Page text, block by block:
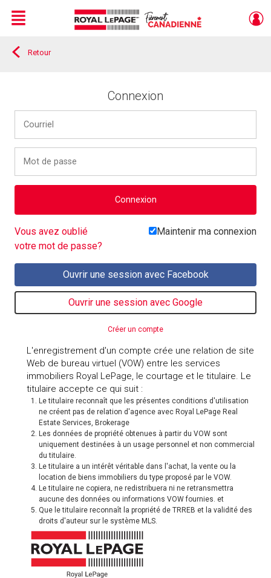
Live
En Direct
Menu
Retour
Connexion
Vous avez oublié
votre mot de passe?
Maintenir
Maintenir ma connexion
Créer un compte
L'enregistrement d'un compte crée une relation de site
Web de bureau virtuel (VOW) entre les services
immobiliers Royal LePage, le courtage et le titulaire. Le
titulaire accepte ce qui suit :
Le titulaire reconnaît que les présentes conditions d'utilisation
ne créent pas de relation d'agence avec Royal LePage Real
Estate Services, Brokerage
Les données de propriété obtenues à partir du VOW sont
uniquement destinées à un usage personnel et non commercial
du titulaire.
Le titulaire a un intérêt véritable dans l'achat, la vente ou la
location de biens immobiliers du type proposé par le VOW.
Le titulaire ne copiera, ne redistribuera ni ne retransmettra
aucune des données ou informations VOW fournies. et
Que le titulaire reconnaît la propriété de TRREB et la validité des
droits d'auteur sur le système MLS.